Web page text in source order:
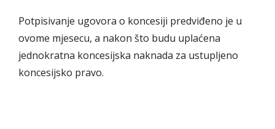
Potpisivanje ugovora o koncesiji predviđeno je u
ovome mjesecu, a nakon što budu uplaćena
jednokratna koncesijska naknada za ustupljeno
koncesijsko pravo.